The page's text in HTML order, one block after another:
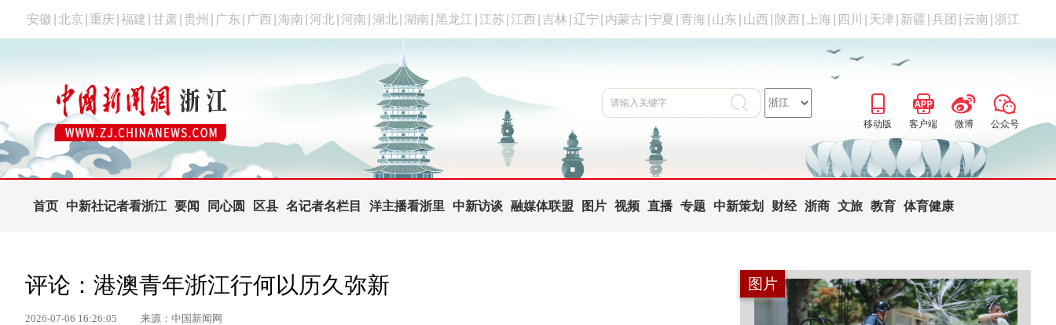
安徽 北京 重庆 福建 甘肃 贵州 广东 广西 海南 河北 河南 湖北 湖南 黑龙江 江苏 江西 吉林 辽宁 内蒙古 宁夏 青海 山东 山西 陕西 上海 四川 天津 新疆 兵团 云南 浙江
移动版 客户端 微博 公众号
首页 中新社记者看浙江 要闻 同心圆 区县 名记者名栏目 洋主播看浙里 中新访谈 融媒体联盟 图片 视频 直播 专题 中新策划 财经 浙商 文旅 教育 体育健康
评论：港澳青年浙江行何以历久弥新
2026-07-06 16:26:05 来源：中国新闻网
图片